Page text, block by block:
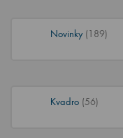
Novinky (189)
Kvadro (56)